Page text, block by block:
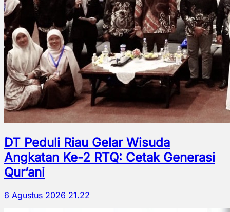
DT Peduli Riau Gelar Wisuda
Angkatan Ke-2 RTQ: Cetak Generasi
Qur’ani
6 Agustus 2026 21.22